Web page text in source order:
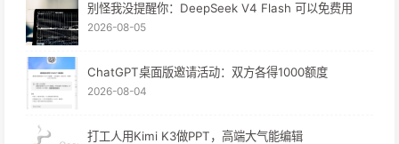
别怪我没提醒你：DeepSeek V4 Flash 可以免费用
2026-08-05
ChatGPT桌面版邀请活动：双方各得1000额度
2026-08-04
打工人用Kimi K3做PPT，高端大气能编辑